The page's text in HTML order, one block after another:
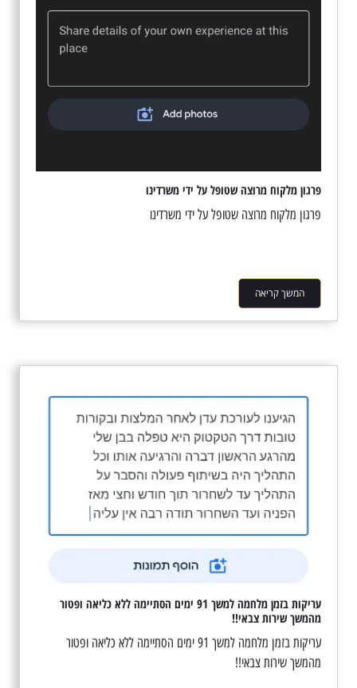
פרגון מלקוח מרוצה שטופל על ידי משרדינו
פרגון מלקוח מרוצה שטופל על ידי משרדינו
המשך קריאה
עריקות בזמן מלחמה למשך 91 ימים הסתיימה ללא כליאה ופטור
מהמשך שירות צבאי!!
עריקות בזמן מלחמה למשך 91 ימים הסתיימה ללא כליאה ופטור
מהמשך שירות צבאי!!